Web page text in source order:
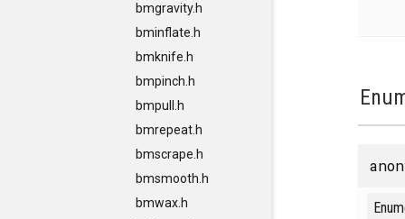
bmgravity.h
bminflate.h
bmknife.h
bmpinch.h
bmpull.h
bmrepeat.h
bmscrape.h
bmsmooth.h
bmwax.h